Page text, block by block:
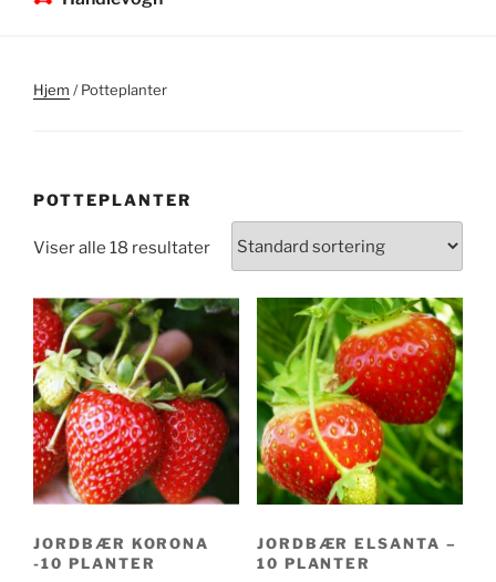
Hjem / Potteplanter
POTTEPLANTER
Viser alle 18 resultater
JORDBÆR KORONA
-10 PLANTER
JORDBÆR ELSANTA –
10 PLANTER